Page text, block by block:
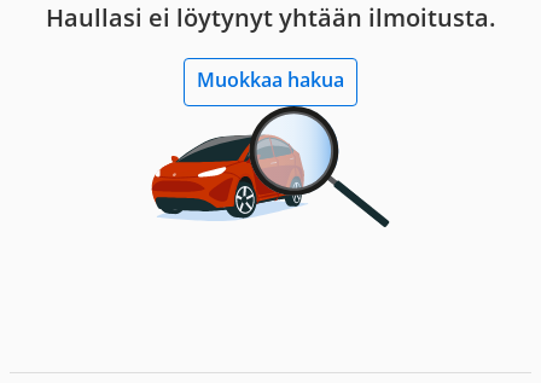
Haullasi ei löytynyt yhtään ilmoitusta.
Muokkaa hakua